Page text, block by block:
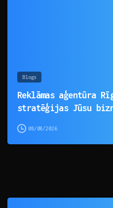
Blogs
Reklāmas aģentūra
stratēģijas Jūsu
08/08/2026